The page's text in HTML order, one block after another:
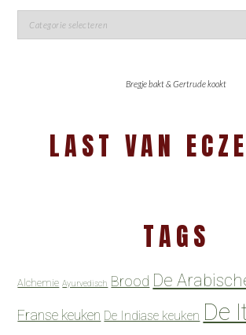
Bregje bakt & Gertrude kookt
LAST VAN
TAGS
Alchemie Ayurvedisch Brood De
Franse keuken De Indiase keuken De